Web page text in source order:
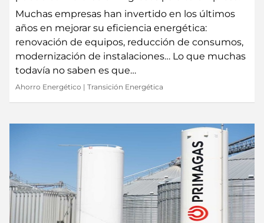
Muchas empresas han invertido en los últimos
años en mejorar su eficiencia energética:
renovación de equipos, reducción de consumos,
modernización de instalaciones… Lo que muchas
todavía no saben es que…
Ahorro Energético | Transición Energética